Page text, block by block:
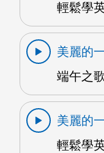
輕鬆學
美麗的
端午之
美麗的
輕鬆學